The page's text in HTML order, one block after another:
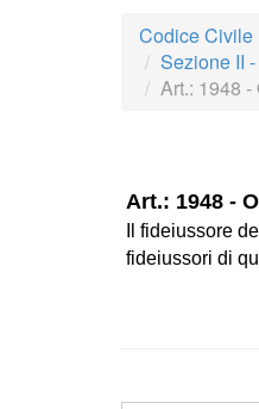
Codice Civile
Sezione II
Art.: 1948
Art.: 1948 -
Il fideiussore
fideiussori di